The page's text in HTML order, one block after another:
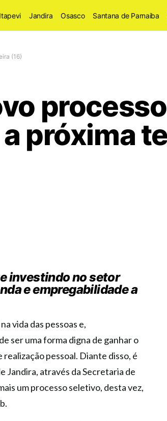
Itapevi Jandira Osasco Santana de Parnaiba
(16)
próxima
investindo no setor
e empregabilidade a
vida das pessoas e,
ser uma forma digna de ganhar o
pessoal. Diante disso, é
Jandira, através da Secretaria de
um processo seletivo, desta vez,